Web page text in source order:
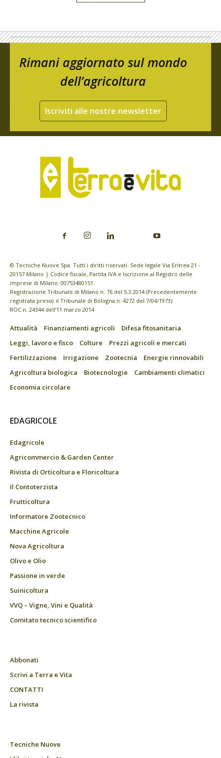
Rimani aggiornato sul mondo
dell’agricoltura
Iscriviti alle nostre newsletter
© Tecniche Nuove Spa. Tutti i diritti riservati. Sede legale Via Eritrea 21 -
20157 Milano | Codice fiscale, Partita IVA e Iscrizione al Registro delle
imprese di Milano: 00753480151
Registrazione Tribunale di Milano n. 76 del 5.3.2014 (Precedentemente
registrata presso il Tribunale di Bologna n. 4272 del 7/04/1973)
ROC n. 24344 dell’11 marzo 2014
Attualità Finanziamenti agricoli
Difesa fitosanitaria
Leggi, lavoro e fisco
Colture
Prezzi agricoli e mercati
Fertilizzazione
Irrigazione Zootecnia
Energie rinnovabili
Agricoltura biologica
Biotecnologie
Cambiamenti climatici
Economia circolare
EDAGRICOLE
Edagricole
Agricommercio & Garden Center
Rivista di Orticoltura e Floricoltura
Il Contoterzista
Frutticoltura
Informatore Zootecnico
Macchine Agricole
Nova Agricoltura
Olivo e Olio
Passione in verde
Suinicoltura
VVQ – Vigne, Vini e Qualità
Comitato tecnico scientifico
Abbonati
Scrivi a Terra e Vita
CONTATTI
La rivista
Tecniche Nuove